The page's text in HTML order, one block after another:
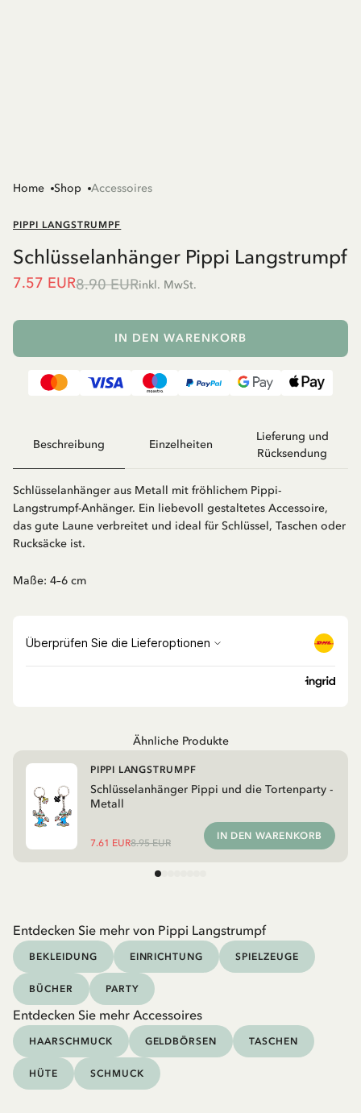
Home Shop Accessoires
PIPPI LANGSTRUMPF
Schlüsselanhänger Pippi Langstrumpf
7.57 EUR8.90 EURinkl. MwSt.
IN DEN WARENKORB
Beschreibung Einzelheiten
Lieferung und
Rücksendung
Schlüsselanhänger aus Metall mit fröhlichem Pippi-
Langstrumpf-Anhänger. Ein liebevoll gestaltetes Accessoire,
das gute Laune verbreitet und ideal für Schlüssel, Taschen oder
Rucksäcke ist.
Maße: 4–6 cm
Ähnliche Produkte
Schlüsselanhänger Pippi und die Tortenparty -
Metall
PIPPI LANGSTRUMPF
7.61 EUR8.95 EUR
IN DEN WARENKORB
Entdecken Sie mehr von Pippi Langstrumpf
BEKLEIDUNG EINRICHTUNG SPIELZEUGE
BÜCHER PARTY
Entdecken Sie mehr Accessoires
HAARSCHMUCK GELDBÖRSEN TASCHEN
HÜTE SCHMUCK